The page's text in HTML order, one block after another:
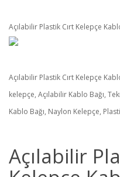
Açılabilir Plastik Cırt Kelepçe
Açılabilir Plastik Cırt Kelepçe
kelepçe, Açılabilir Kablo Bağı,
Kablo Bağı, Naylon Kelepçe,
Açılabilir